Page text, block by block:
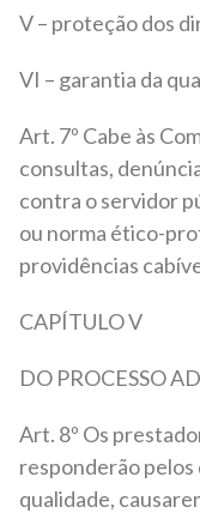
V – proteção dos
VI – garantia da
Art. 7º Cabe às
consultas,
contra o servidor
ou norma ético-
providências
CAPÍTULO V
DO PROCESSO
Art. 8º Os
responderão pelos
qualidade,